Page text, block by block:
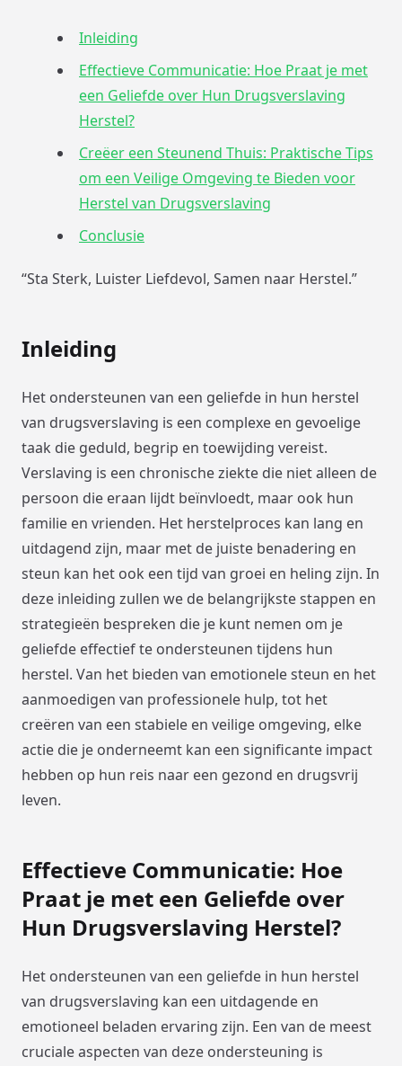
Inleiding
Effectieve Communicatie: Hoe Praat je met
een Geliefde over Hun Drugsverslaving
Herstel?
Creëer een Steunend Thuis: Praktische Tips
om een Veilige Omgeving te Bieden voor
Herstel van Drugsverslaving
Conclusie
“Sta Sterk, Luister Liefdevol, Samen naar Herstel.”
Inleiding
Het ondersteunen van een geliefde in hun herstel
van drugsverslaving is een complexe en gevoelige
taak die geduld, begrip en toewijding vereist.
Verslaving is een chronische ziekte die niet alleen de
persoon die eraan lijdt beïnvloedt, maar ook hun
familie en vrienden. Het herstelproces kan lang en
uitdagend zijn, maar met de juiste benadering en
steun kan het ook een tijd van groei en heling zijn. In
deze inleiding zullen we de belangrijkste stappen en
strategieën bespreken die je kunt nemen om je
geliefde effectief te ondersteunen tijdens hun
herstel. Van het bieden van emotionele steun en het
aanmoedigen van professionele hulp, tot het
creëren van een stabiele en veilige omgeving, elke
actie die je onderneemt kan een significante impact
hebben op hun reis naar een gezond en drugsvrij
leven.
Effectieve Communicatie: Hoe
Praat je met een Geliefde over
Hun Drugsverslaving Herstel?
Het ondersteunen van een geliefde in hun herstel
van drugsverslaving kan een uitdagende en
emotioneel beladen ervaring zijn. Een van de meest
cruciale aspecten van deze ondersteuning is